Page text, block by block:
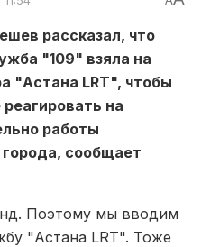
рассказал, что
"109" взяла на
"Астана LRT", чтобы
на
работы
сообщает
Поэтому мы вводим
"Астана LRT". Тоже